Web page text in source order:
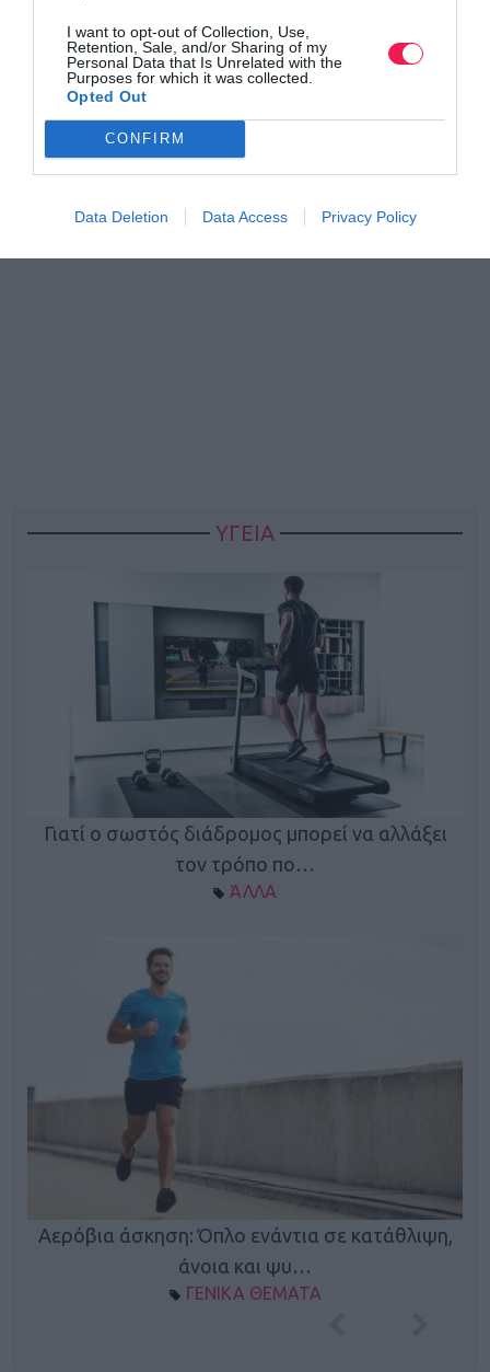
I want to opt-out of Collection, Use,
Retention, Sale, and/or Sharing of my
Personal Data that Is Unrelated with the
Purposes for which it was collected.
Opted Out
CONFIRM
Data Deletion Data Access Privacy Policy
ΥΓΕΙΑ
Γιατί ο σωστός διάδρομος μπορεί να αλλάξει
τον τρόπο πο…
ΆΛΛΑ
Αερόβια άσκηση: Όπλο ενάντια σε κατάθλιψη,
άνοια και ψυ…
ΓΕΝΙΚΑ ΘΕΜΑΤΑ